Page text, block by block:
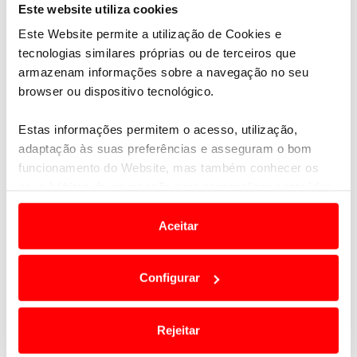
Este website utiliza cookies
Este Website permite a utilização de Cookies e
tecnologias similares próprias ou de terceiros que
armazenam informações sobre a navegação no seu
browser ou dispositivo tecnológico.
Estas informações permitem o acesso, utilização,
adaptação às suas preferências e asseguram o bom
funcionamento do Website, mas também conhecer os
e anúncios de modo a promover produtos e/ou serviços.
Em alguns casos, a utilização destas tecnologias
termos e a todo o tempo as suas preferências e limitando
o acesso a informações durante a navegação no
Aceitar
Configurar
Rejeitar
8 dias | desde 1.475€ por pessoa